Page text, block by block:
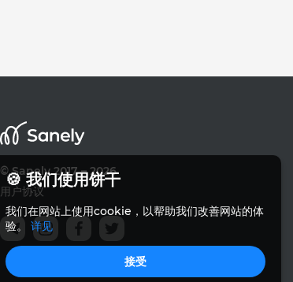
© Sanely 2017 – 2026
用户协议
🍪 我们使用饼干
我们在网站上使用cookie，以帮助我们改善网站的体
验。 详见
接受